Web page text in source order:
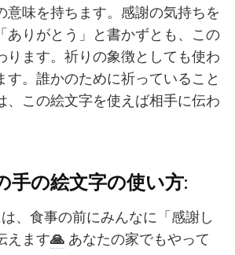
意味を持ちます。感謝の気持ちを
ありがとう」と書かずとも、この
ります。祈りの象徴としても使わ
す。誰かのために祈っていること
、この絵文字を使えば相手に伝わ
手の絵文字の使い方:
、食事の前にみんなに「感謝し
えます🙏 あなたの家でもやって